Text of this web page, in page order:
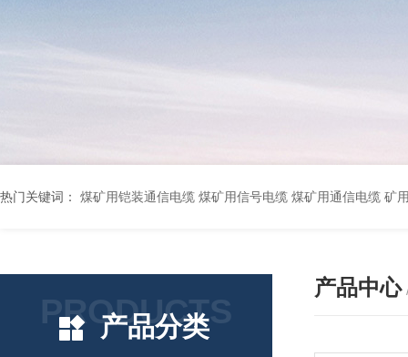
热门关键词： 煤矿用铠装通信电缆 煤矿用信号电缆 煤矿用通信电缆 矿用阻燃通信电缆 矿用监控电缆 矿用通信电缆 橡套软电缆YZ-3*1.5+1 YCW橡胶电缆3*10+1*6 船用橡套软电缆CEFR-3*2.5 煤矿用移动橡套软电缆MY3*4+1*4
PRODUCTS
产品分类
产品中心